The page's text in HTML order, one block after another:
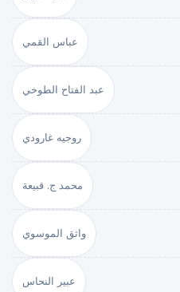
عباس القمي
عبد الفتاح الطوخي
روجيه غارودي
محمد ج. قبيعة
واثق الموسوي
عبير النحاس